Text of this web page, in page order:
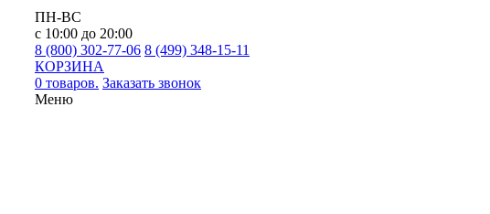
ПН-ВС
с 10:00 до 20:00
8 (800) 302-77-06 8 (499) 348-15-11
КОРЗИНА
0 товаров. Заказать звонок
Меню